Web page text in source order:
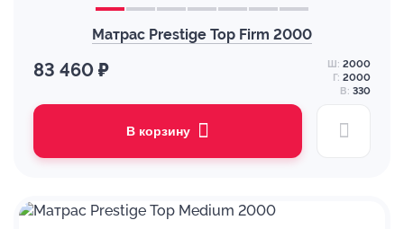
Матрас Prestige Top Firm 2000
83 460 ₽ Ш: 2000
Г: 2000
В: 330
В корзину